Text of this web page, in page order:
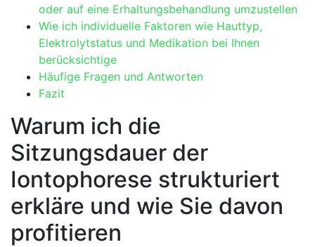
oder auf eine Erhaltungsbehandlung umzustellen
Wie ⁤ich individuelle Faktoren wie Hauttyp,
Elektrolytstatus und Medikation bei Ihnen
berücksichtige
Häufige‍ Fragen ​und Antworten
Fazit
Warum ich die
Sitzungsdauer der
Iontophorese strukturiert
erkläre und wie Sie davon
profitieren